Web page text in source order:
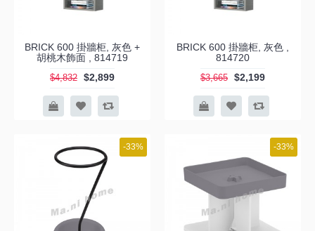
BRICK 600 掛牆柜, 灰色 +
胡桃木飾面 , 814719
$4,832 $2,899
BRICK 600 掛牆柜, 灰色 ,
814720
$3,665 $2,199
-33% -33%